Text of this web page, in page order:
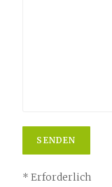
* Erforderlich